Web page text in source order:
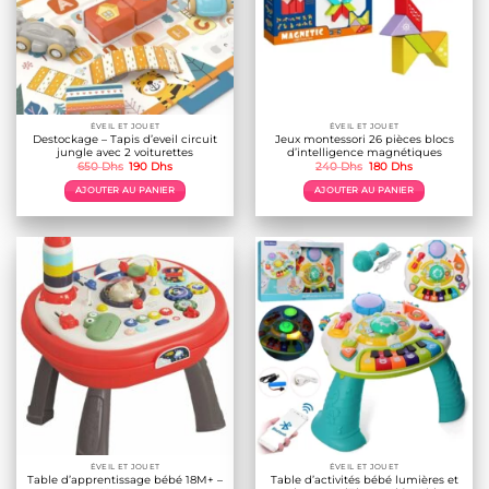
ÉVEIL ET JOUET
Destockage – Tapis d’eveil circuit
jungle avec 2 voiturettes
650Dhs Le
initial
était :
650 Dhs.
190 DhsLe
actuel
est :
190 Dhs.
AJOUTER AU PANIER
ÉVEIL ET JOUET
Jeux montessori 26 pièces blocs
d’intelligence magnétiques
240Dhs Le
initial
était :
240 Dhs.
180 DhsLe
actuel
est :
180 Dhs.
AJOUTER AU PANIER
ÉVEIL ET JOUET
Table d’apprentissage bébé 18M+ –
ÉVEIL ET JOUET
Table d’activités bébé lumières et